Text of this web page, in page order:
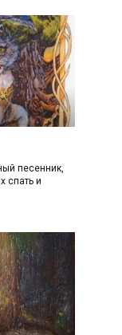
песенник,
спать и